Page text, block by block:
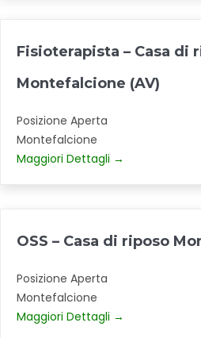
Fisioterapista – Casa di
Montefalcione (AV)
Posizione Aperta
Montefalcione
Maggiori Dettagli
OSS – Casa di riposo
Posizione Aperta
Montefalcione
Maggiori Dettagli